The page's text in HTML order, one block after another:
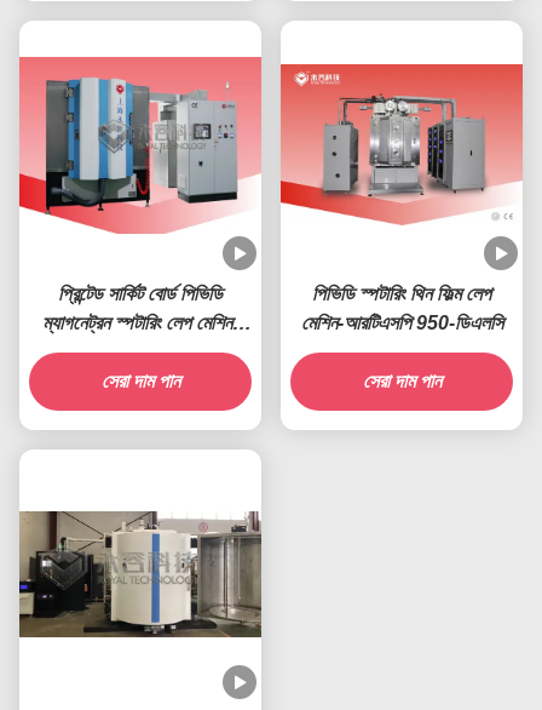
প্রিন্টেড সার্কিট বোর্ড পিভিডি
ম্যাগনেট্রন স্পটারিং লেপ মেশিন-
আরটিএসপি 1200-পিসিবি
সেরা দাম পান
পিভিডি স্পটারিং থিন ফিল্ম লেপ
মেশিন-আরটিএসপি 950-ডিএলসি
সেরা দাম পান